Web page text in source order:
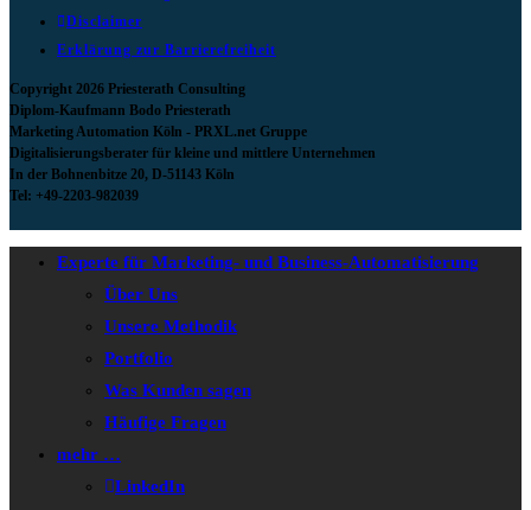
Disclaimer
Erklärung zur Barrierefreiheit
Copyright 2026 Priesterath Consulting
Diplom-Kaufmann Bodo Priesterath
Marketing Automation Köln - PRXL.net Gruppe
Digitalisierungsberater für kleine und mittlere Unternehmen
In der Bohnenbitze 20, D-51143 Köln
Tel: +49-2203-982039
Experte für Marketing- und Business-Automatisierung
Über Uns
Unsere Methodik
Portfolio
Was Kunden sagen
Häufige Fragen
mehr …
LinkedIn